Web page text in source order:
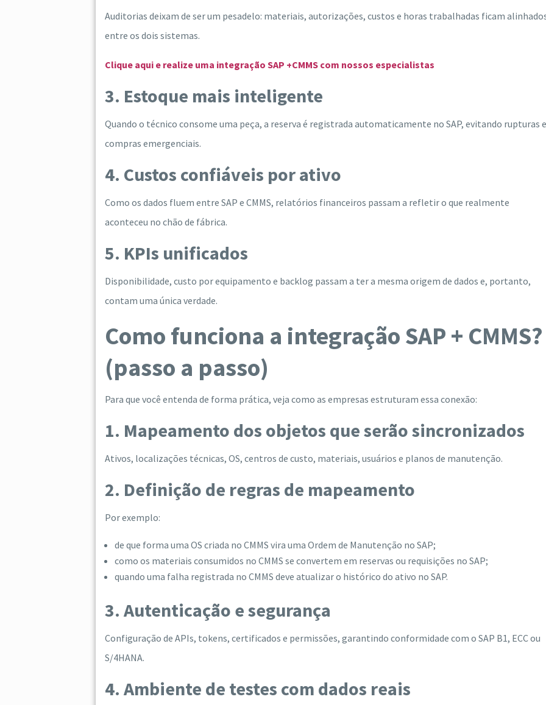
Auditorias deixam de ser um pesadelo: materiais, autorizações, custos e horas trabalhadas ficam
entre os dois sistemas.
Clique aqui e realize uma integração SAP +CMMS com nossos especialistas
3. Estoque mais inteligente
Quando o técnico consome uma peça, a reserva é registrada automaticamente no SAP, evitando rupturas
compras emergenciais.
4. Custos confiáveis por ativo
Como os dados fluem entre SAP e CMMS, relatórios financeiros passam a refletir o que realmente
aconteceu no chão de fábrica.
5. KPIs unificados
Disponibilidade, custo por equipamento e backlog passam a ter a mesma origem de dados e, portanto,
contam uma única verdade.
Como funciona a integração SAP + CMMS?
(passo a passo)
Para que você entenda de forma prática, veja como as empresas estruturam essa conexão:
1. Mapeamento dos objetos que serão sincronizados
Ativos, localizações técnicas, OS, centros de custo, materiais, usuários e planos de manutenção.
2. Definição de regras de mapeamento
Por exemplo:
de que forma uma OS criada no CMMS vira uma Ordem de Manutenção no SAP;
como os materiais consumidos no CMMS se convertem em reservas ou requisições no SAP;
quando uma falha registrada no CMMS deve atualizar o histórico do ativo no SAP.
3. Autenticação e segurança
Configuração de APIs, tokens, certificados e permissões, garantindo conformidade com o SAP B1, ECC ou
S/4HANA.
4. Ambiente de testes com dados reais